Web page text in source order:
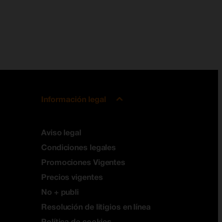
Información legal
Aviso legal
Condiciones legales
Promociones Vigentes
Precios vigentes
No + publi
Resolución de litigios en línea